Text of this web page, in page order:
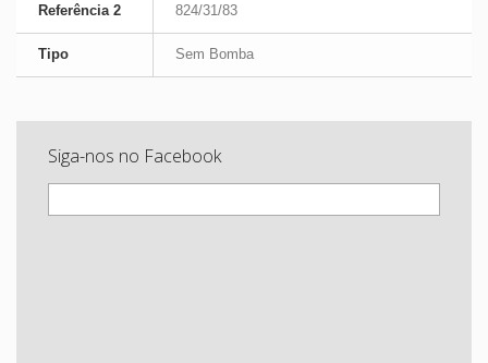
Referência 2 824/31/83
Tipo Sem Bomba
Siga-nos no Facebook